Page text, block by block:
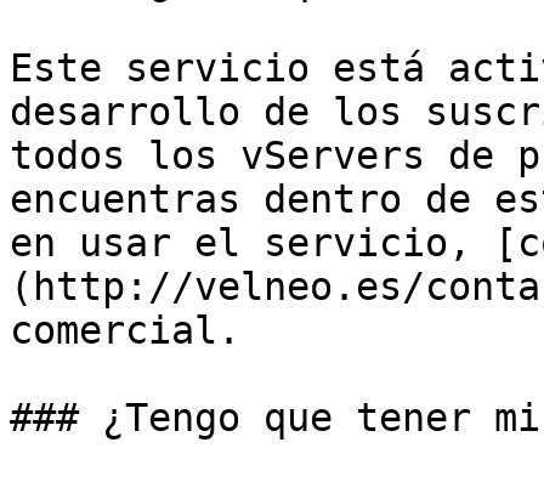
Este servicio está
desarrollo de los
todos los vServers de
encuentras dentro de
en usar el servicio,
(http://velneo.es/
comercial.
### ¿Tengo que tener